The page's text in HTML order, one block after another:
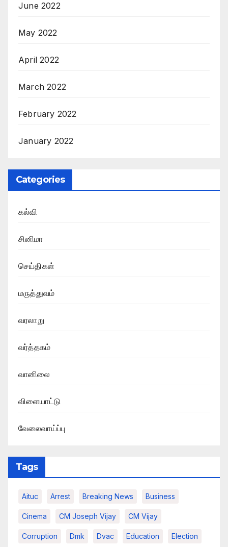
June 2022
May 2022
April 2022
March 2022
February 2022
January 2022
Categories
கல்வி
சினிமா
செய்திகள்
மருத்துவம்
வரலாறு
வர்த்தகம்
வானிலை
விளையாட்டு
வேலைவாய்ப்பு
Tags
Aituc Arrest Breaking News​ Business
Cinema CM Joseph Vijay CM Vijay
Corruption Dmk Dvac Education Election